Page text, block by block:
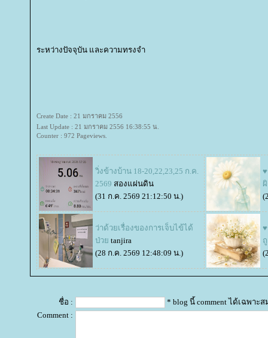
ระหว่างปัจจุบัน และความทรงจำ
Create Date : 21 มกราคม 2556
Last Update : 21 มกราคม 2556 16:38:55 น.
Counter : 972 Pageviews.
วิ่งข้างบ้าน 18-20,22,23,25 ก.ค.
2569 สองแผ่นดิน
(31 ก.ค. 2569 21:12:50 น.)
ว่าด้วยเรื่องของการเจ็บไข้ได้
ป่ว tanjira
(28 ก.ค. 2569 12:48:09 น.)
ชื่อ :
* blog นี้ comment ได้เฉพาะ
Comment :